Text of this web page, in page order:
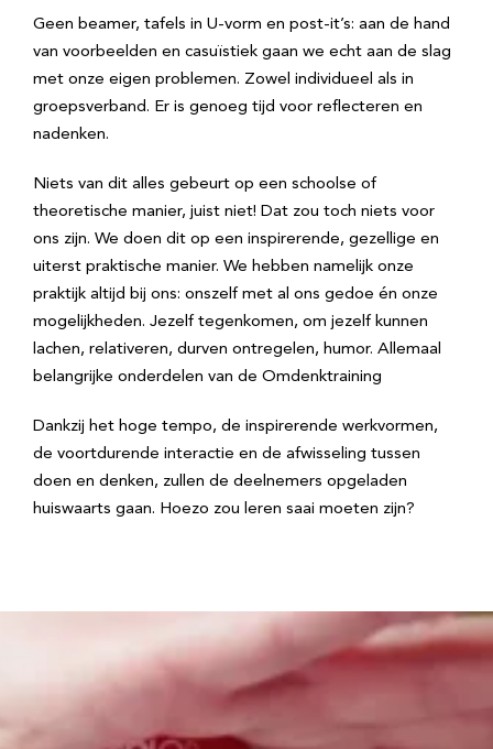
Geen beamer, tafels in U-vorm en post-it’s: aan de hand
van voorbeelden en casuïstiek gaan we echt aan de slag
met onze eigen problemen. Zowel individueel als in
groepsverband. Er is genoeg tijd voor reflecteren en
nadenken.
Niets van dit alles gebeurt op een schoolse of
theoretische manier, juist niet! Dat zou toch niets voor
ons zijn. We doen dit op een inspirerende, gezellige en
uiterst praktische manier. We hebben namelijk onze
praktijk altijd bij ons: onszelf met al ons gedoe én onze
mogelijkheden. Jezelf tegenkomen, om jezelf kunnen
lachen, relativeren, durven ontregelen, humor. Allemaal
belangrijke onderdelen van de Omdenktraining
Dankzij het hoge tempo, de inspirerende werkvormen,
de voortdurende interactie en de afwisseling tussen
doen en denken, zullen de deelnemers opgeladen
huiswaarts gaan. Hoezo zou leren saai moeten zijn?